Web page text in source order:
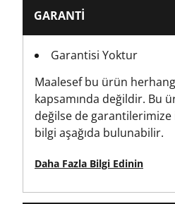
Ürün Uzunluğu [mm]
6
Tornavida Kafası Tipi
Torks
T10'a uyar
GARANTI
Garantisi Yoktur
Maalesef bu ürün
kapsamında değildir. Bu
değilse de garantilerimize
bilgi aşağıda bulunabilir.
Daha Fazla Bilgi Edinin